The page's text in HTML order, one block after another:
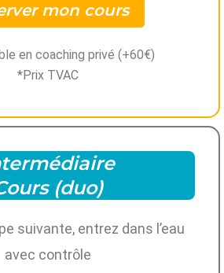
mon cours
en coaching privé (+60€)
*Prix TVAC
(duo)
suivante, entrez dans l’eau
avec contrôle